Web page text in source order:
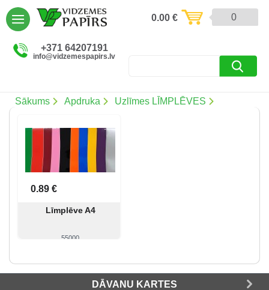
+371 64207191
info@vidzemespapirs.lv
0
0.00€
Sākums Apdruka Uzlīmes LĪMPLĒVES
0.89 €
Līmplēve A4
55000
DĀVANU KARTES
AIZVĒRT
Atlaides (12)